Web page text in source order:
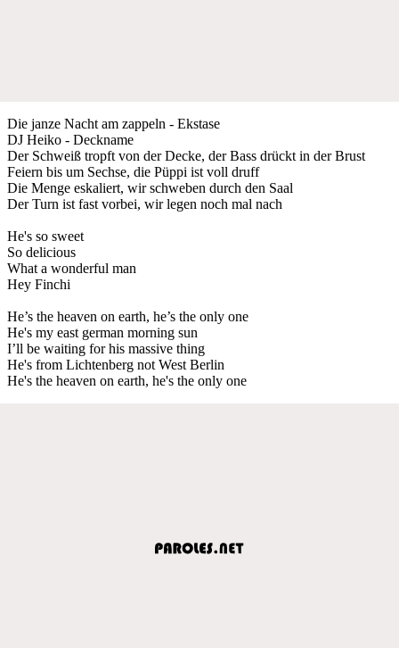
Die janze Nacht am zappeln - Ekstase
DJ Heiko - Deckname
Der Schweiß tropft von der Decke, der Bass drückt in der Brust
Feiern bis um Sechse, die Püppi ist voll druff
Die Menge eskaliert, wir schweben durch den Saal
Der Turn ist fast vorbei, wir legen noch mal nach
He's so sweet
So delicious
What a wonderful man
Hey Finchi
He’s the heaven on earth, he’s the only one
He's my east german morning sun
I’ll be waiting for his massive thing
He's from Lichtenberg not West Berlin
He's the heaven on earth, he's the only one